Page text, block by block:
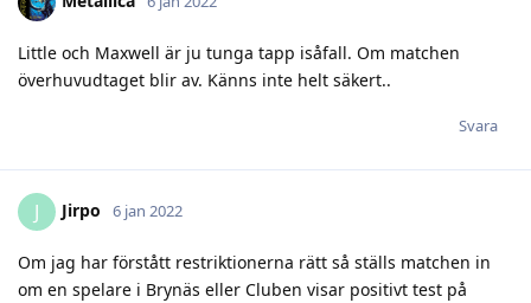
Little och Maxwell är ju tunga tapp isåfall. Om matchen
överhuvudtaget blir av. Känns inte helt säkert..
Svara
J Jirpo 6 jan 2022
Om jag har förstått restriktionerna rätt så ställs matchen in
om en spelare i Brynäs eller Cluben visar positivt test på